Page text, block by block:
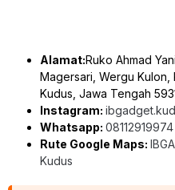
Alamat:Ruko Ahmad
Magersari, Wergu Kulon,
Kudus, Jawa Tengah
Instagram:
Whatsapp: 08112919974
Rute Google Maps:
Kudus